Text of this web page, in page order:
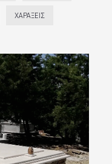
ΧΑΡΆΞΕΙΣ